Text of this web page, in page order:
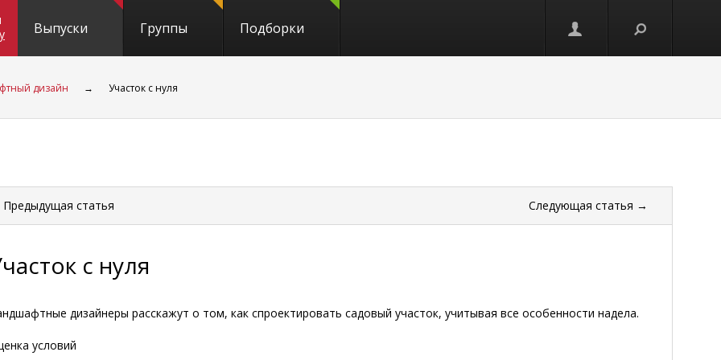
Выпуски Группы Подборки
дизайн → Участок с нуля
статья Следующая статья →
с нуля
дизайнеры расскажут о том, как спроектировать садовый участок, учитывая все особенности надела.
условий